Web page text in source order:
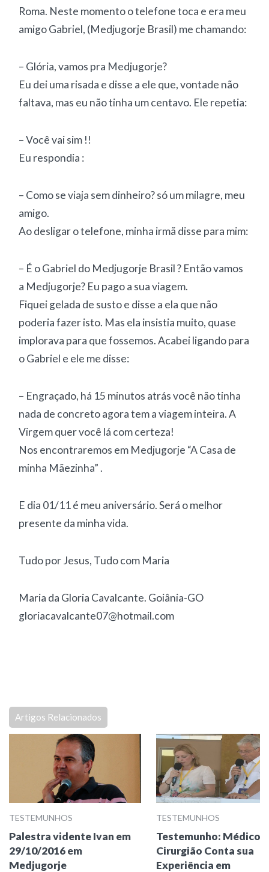
Roma. Neste momento o telefone toca e era meu
amigo Gabriel, (Medjugorje Brasil) me chamando:
– Glória, vamos pra Medjugorje?
Eu dei uma risada e disse a ele que, vontade não
faltava, mas eu não tinha um centavo. Ele repetia:
– Você vai sim !!
Eu respondia :
– Como se viaja sem dinheiro? só um milagre, meu
amigo.
Ao desligar o telefone, minha irmã disse para mim:
– É o Gabriel do Medjugorje Brasil ? Então vamos
a Medjugorje? Eu pago a sua viagem.
Fiquei gelada de susto e disse a ela que não
poderia fazer isto. Mas ela insistia muito, quase
implorava para que fossemos. Acabei ligando para
o Gabriel e ele me disse:
– Engraçado, há 15 minutos atrás você não tinha
nada de concreto agora tem a viagem inteira. A
Virgem quer você lá com certeza!
Nos encontraremos em Medjugorje “A Casa de
minha Mãezinha” .
E dia 01/11 é meu aniversário. Será o melhor
presente da minha vida.
Tudo por Jesus, Tudo com Maria
Maria da Gloria Cavalcante. Goiânia-GO
gloriacavalcante07@hotmail.com
Artigos Relacionados
TESTEMUNHOS
Palestra vidente Ivan em
29/10/2016 em
Medjugorje
TESTEMUNHOS
Testemunho: Médico
Cirurgião Conta sua
Experiência em